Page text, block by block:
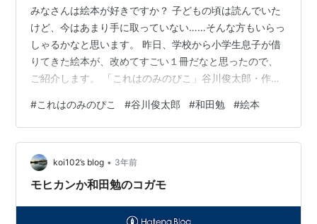
みなさんは絵本が好きですか？ 子どもの頃は読んでいた
けど、今はあまり手に取っていない……そんな方もいらっ
しゃるかなと思います。 昨日、学校から小学生息子が借
りてきた絵本が、改めてすごい１冊だなと思ったので、
ご紹介します。 「これはのみのぴこ」谷川俊太郎・作、
と思います。 ご存知の方は、ぜひ「あぁこんな１冊だっ
たな」と思い出しながら、こちらのブログを読んでもら
えたらと思います。 私が久しぶりにこの本を読んで、
「すごいなぁ」と感動したポイントを３つご紹介いたし
ます。 ポイント１：発想力のすごさ 谷川さんと言えば、
#これはのみのぴこ #谷川俊太郎 #和田勉 #絵本
koi102’s blog • 3年前
モヒカンか和田勉のコガモ